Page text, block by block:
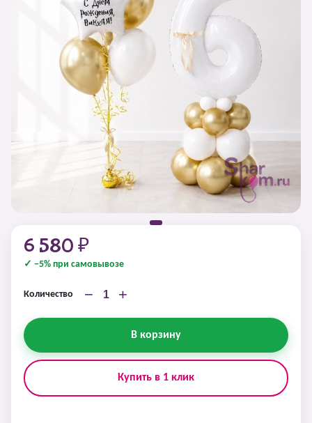
6 580 ₽
✓ −5% при самовывозе
Количество − +
В корзину
Купить в 1 клик